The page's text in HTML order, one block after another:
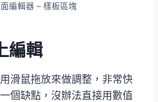
編輯器 – 樣板區塊
編輯
滑鼠拖放來做調整，非常快
個缺點，沒辦法直接用數值